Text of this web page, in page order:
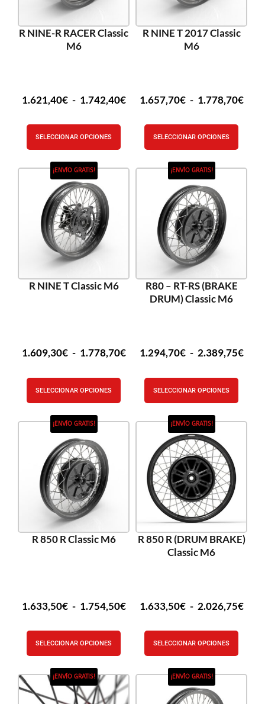
R NINE-R RACER Classic
M6
1.621,40€ - 1.742,40€
SELECCIONAR OPCIONES
R NINE T 2017 Classic
M6
1.657,70€ - 1.778,70€
SELECCIONAR OPCIONES
¡ENVÍO GRATIS!
R NINE T Classic M6
1.609,30€ - 1.778,70€
SELECCIONAR OPCIONES
¡ENVÍO GRATIS!
R80 – RT-RS (BRAKE
DRUM) Classic M6
1.294,70€ - 2.389,75€
SELECCIONAR OPCIONES
¡ENVÍO GRATIS!
R 850 R Classic M6
1.633,50€ - 1.754,50€
SELECCIONAR OPCIONES
¡ENVÍO GRATIS!
R 850 R (DRUM BRAKE)
Classic M6
1.633,50€ - 2.026,75€
SELECCIONAR OPCIONES
¡ENVÍO GRATIS! ¡ENVÍO GRATIS!